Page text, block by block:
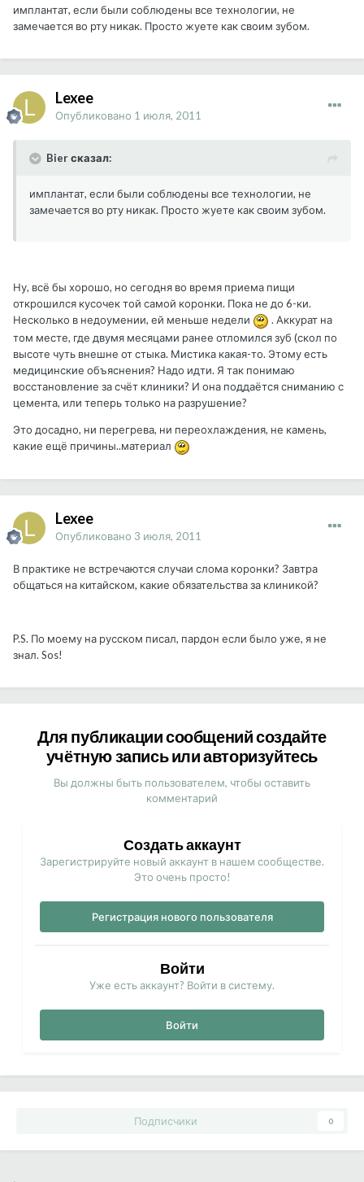
имплантат, если были соблюдены все технологии, не
замечается во рту никак. Просто жуете как своим зубом.
Lexee
Опубликовано 1 июля, 2011
Bier сказал:
имплантат, если были соблюдены все технологии, не
замечается во рту никак. Просто жуете как своим зубом.
Ну, всё бы хорошо, но сегодня во время приема пищи
открошился кусочек той самой коронки. Пока не до 6-ки.
Несколько в недоумении, ей меньше недели
. Аккурат на
том месте, где двумя месяцами ранее отломился зуб (скол по
высоте чуть внешне от стыка. Мистика какая-то. Этому есть
медицинские объяснения? Надо идти. Я так понимаю
восстановление за счёт клиники? И она поддаётся сниманию с
цемента, или теперь только на разрушение?
Это досадно, ни перегрева, ни переохлаждения, не камень,
какие ещё причины..материал
Lexee
Опубликовано 3 июля, 2011
В практике не встречаются случаи слома коронки? Завтра
общаться на китайском, какие обязательства за клиникой?
P.S. По моему на русском писал, пардон если было уже, я не
знал. Sos!
Для публикации сообщений создайте
учётную запись или авторизуйтесь
Вы должны быть пользователем, чтобы оставить
комментарий
Создать аккаунт
Зарегистрируйте новый аккаунт в нашем сообществе.
Это очень просто!
Регистрация нового пользователя
Войти
Уже есть аккаунт? Войти в систему.
Войти
Подписчики 0